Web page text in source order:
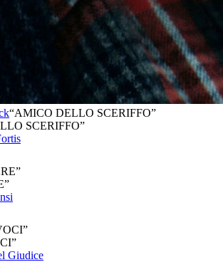
“AMICO DELLO SCERIFFO”
SCERIFFO”
”
”
Giudice